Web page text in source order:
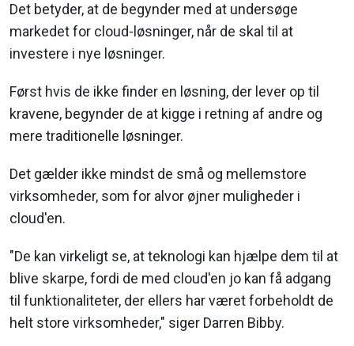
Det betyder, at de begynder med at undersøge
markedet for cloud-løsninger, når de skal til at
investere i nye løsninger.
Først hvis de ikke finder en løsning, der lever op til
kravene, begynder de at kigge i retning af andre og
mere traditionelle løsninger.
Det gælder ikke mindst de små og mellemstore
virksomheder, som for alvor øjner muligheder i
cloud'en.
"De kan virkeligt se, at teknologi kan hjælpe dem til at
blive skarpe, fordi de med cloud'en jo kan få adgang
til funktionaliteter, der ellers har været forbeholdt de
helt store virksomheder," siger Darren Bibby.